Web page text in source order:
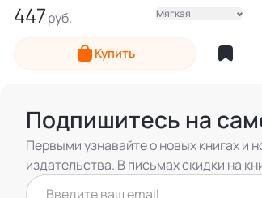
447 Мягкая
Электронная
Купить
Подпишитесь на
Первыми узнавайте о новых книгах и
издательства. В письмах скидки на